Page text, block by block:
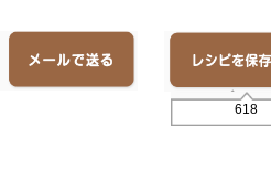
618